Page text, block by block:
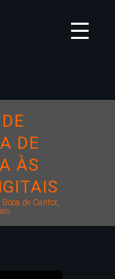
DE
ÀS
de Cantor,